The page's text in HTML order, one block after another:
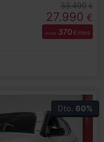
33.490 €
27.990 €
desde 370€/mes
Dto. 60%